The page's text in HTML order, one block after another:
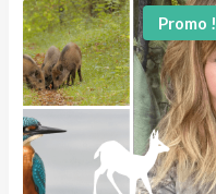
Promo !